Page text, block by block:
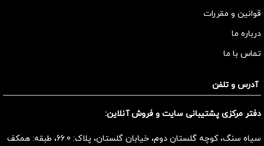
قوانین و مقررات
درباره ما
تماس با ما
آدرس و تلفن
دفتر مرکزی پشتیبانی سایت و فروش آنلاین:
سیاه سنگ، کوچه گلستان دوم، خیابان گلستان، پلاک: 66.0، طبقه: همکف